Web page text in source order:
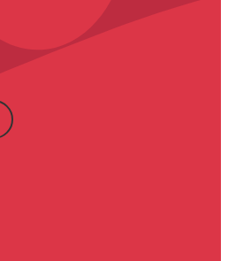
Facebook